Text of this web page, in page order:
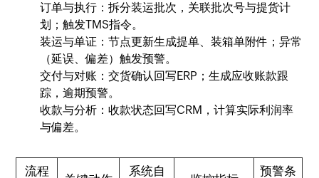
订单与执行：拆分装运批次，关联批次号与提货计
划；触发TMS指令。
装运与单证：节点更新生成提单、装箱单附件；异常
（延误、偏差）触发预警。
交付与对账：交货确认回写ERP；生成应收账款跟
踪，逾期预警。
收款与分析：收款状态回写CRM，计算实际利润率
与偏差。
流程
系统自
预警条